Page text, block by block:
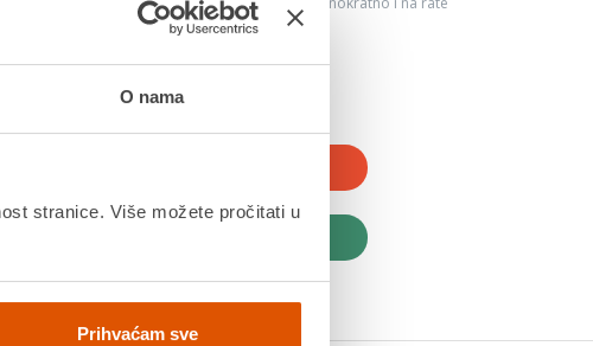
O nama
stranice. Više možete pročitati u
Prihvaćam sve